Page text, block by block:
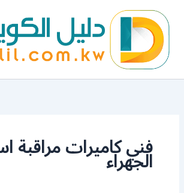
المحتوى
فني كاميرات مراقبة
الجهراء